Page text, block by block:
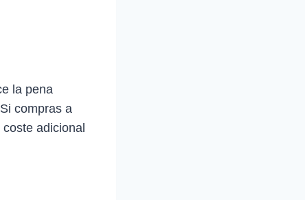
la pena
compras a
adicional